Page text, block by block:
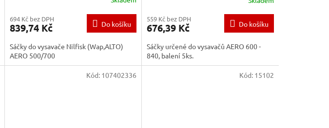
694 Kč bez DPH
839,74 Kč Do košíku
Sáčky do vysavače Nilfisk (Wap,ALTO)
AERO 500/700
559 Kč bez DPH
676,39 Kč Do košíku
Sáčky určené do vysavačů AERO 600 -
840, balení 5ks.
Kód: 107402336 Kód: 15102